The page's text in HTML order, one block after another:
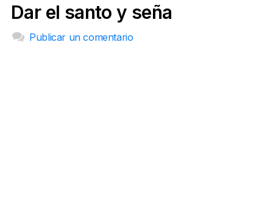
Dar el santo y seña
Publicar un comentario